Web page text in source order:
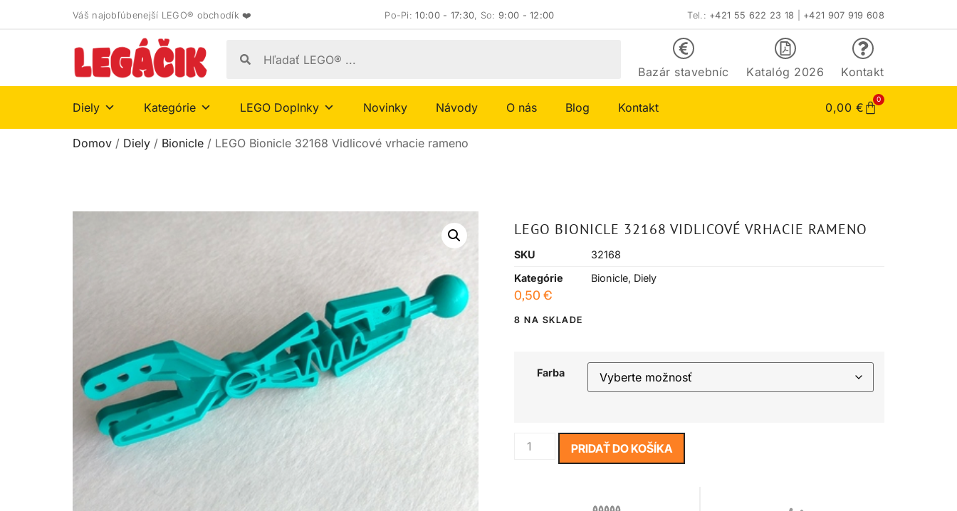
Váš najobľúbenejší LEGO® obchodík ❤️ Po-Pi:10:00 - 17:30, So:9:00 - 12:00 Tel.: +421 55 622 23 18 +421 907 919 608
Bazár stavebníc Katalóg 2026 Kontakt
Diely Kategórie LEGO Doplnky Novinky Návody O nás Blog Kontakt 0,00 €
0
Domov / Diely / Bionicle / LEGO Bionicle 32168 Vidlicové vrhacie rameno
LEGO BIONICLE 32168 VIDLICOVÉ VRHACIE RAMENO
SKU
32168
Kategórie
Bionicle, Diely
0,50 €
8 NA SKLADE
Farba
PRIDAŤ DO KOŠÍKA